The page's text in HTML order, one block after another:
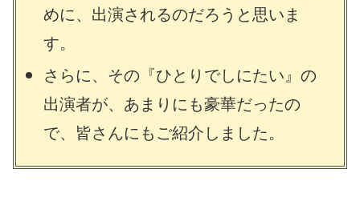
めに、出演されるのだろうと思いま
す。
さらに、その『ひとりでしにたい』の
出演者が、あまりにも豪華だったの
で、皆さんにもご紹介しました。